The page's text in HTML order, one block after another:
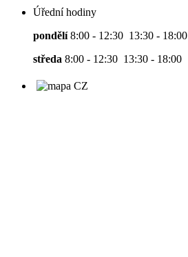
Úřední hodiny
pondělí8:00 - 12:30 13:30 - 18:00
středa 8:00 - 12:30 13:30 - 18:00